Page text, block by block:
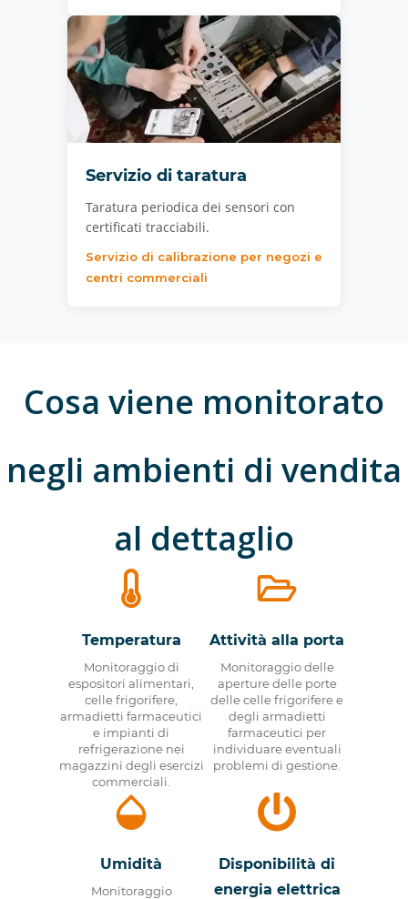
Servizio di taratura
Taratura periodica dei sensori con
certificati tracciabili.
Servizio di calibrazione per negozi e
centri commerciali
Cosa viene monitorato
negli ambienti di vendita
al dettaglio
Temperatura
Monitoraggio di
espositori alimentari,
celle frigorifere,
armadietti farmaceutici
e impianti di
refrigerazione nei
magazzini degli esercizi
commerciali.
Attività alla porta
Monitoraggio delle
aperture delle porte
delle celle frigorifere e
degli armadietti
farmaceutici per
individuare eventuali
problemi di gestione.
Umidità
Monitoraggio
Disponibilità di
energia elettrica